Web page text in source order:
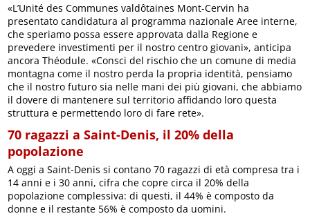
«L’Unité des Communes valdôtaines Mont-Cervin ha
presentato candidatura al programma nazionale Aree interne,
che speriamo possa essere approvata dalla Regione e
prevedere investimenti per il nostro centro giovani», anticipa
ancora Théodule. «Consci del rischio che un comune di media
montagna come il nostro perda la propria identità, pensiamo
che il nostro futuro sia nelle mani dei più giovani, che abbiamo
il dovere di mantenere sul territorio affidando loro questa
struttura e permettendo loro di fare rete».
70 ragazzi a Saint-Denis, il 20% della
popolazione
A oggi a Saint-Denis si contano 70 ragazzi di età compresa tra i
14 anni e i 30 anni, cifra che copre circa il 20% della
popolazione complessiva: di questi, il 44% è composto da
donne e il restante 56% è composto da uomini.